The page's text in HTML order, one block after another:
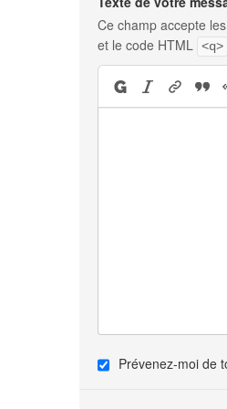
Ce champ accepte
et le code HTML <q>
Prévenez-moi de